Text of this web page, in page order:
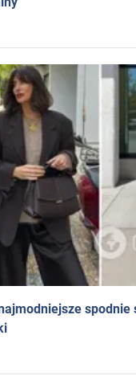
spodnie